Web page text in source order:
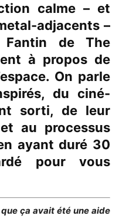
calme – et
adjacents –
de The
à propos de
On parle
du ciné-
sorti, de leur
au processus
ayant duré 30
pour vous
ça avait été une aide